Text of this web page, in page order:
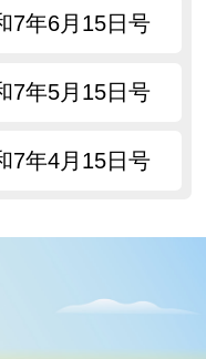
7年6月15日号
7年5月15日号
7年4月15日号